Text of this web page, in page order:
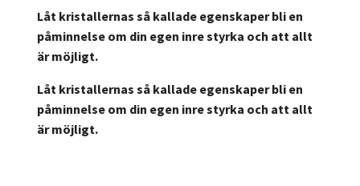
Låt kristallernas så kallade egenskaper bli en
påminnelse om din egen inre styrka och att allt
är möjligt.
Låt kristallernas så kallade egenskaper bli en
påminnelse om din egen inre styrka och att allt
är möjligt.